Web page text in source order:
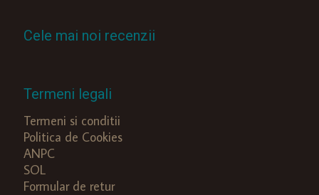
Cele mai noi recenzii
Termeni legali
Termeni si conditii
Politica de Cookies
ANPC
SOL
Formular de retur